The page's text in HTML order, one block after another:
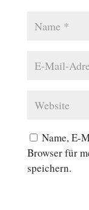
Name, E-
Browser für
speichern.